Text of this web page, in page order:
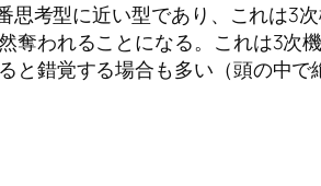
思考型に近い型であり、これは3
奪われることになる。これは3次
と錯覚する場合も多い（頭の中